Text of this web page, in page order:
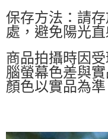
保存方法：請
處，避免陽光
商品拍攝時因
腦螢幕色差與
顏色以實品為準